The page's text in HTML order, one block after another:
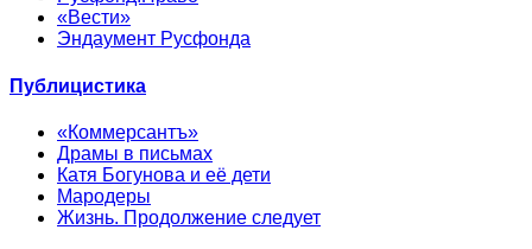
«Вести»
Эндаумент Русфонда
Публицистика
«Коммерсантъ»
Драмы в письмах
Катя Богунова и её дети
Мародеры
Жизнь. Продолжение следует